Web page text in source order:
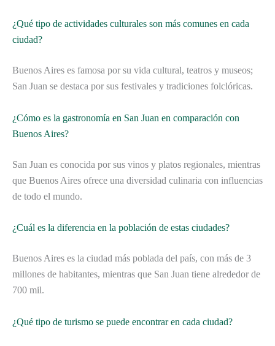
¿Qué tipo de actividades culturales son más comunes en cada
ciudad?
Buenos Aires es famosa por su vida cultural, teatros y museos;
San Juan se destaca por sus festivales y tradiciones folclóricas.
¿Cómo es la gastronomía en San Juan en comparación con
Buenos Aires?
San Juan es conocida por sus vinos y platos regionales, mientras
que Buenos Aires ofrece una diversidad culinaria con influencias
de todo el mundo.
¿Cuál es la diferencia en la población de estas ciudades?
Buenos Aires es la ciudad más poblada del país, con más de 3
millones de habitantes, mientras que San Juan tiene alrededor de
700 mil.
¿Qué tipo de turismo se puede encontrar en cada ciudad?